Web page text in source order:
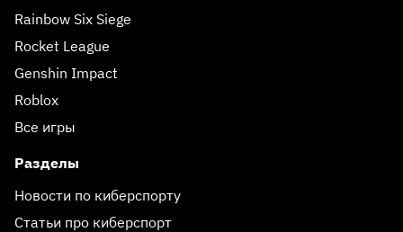
Rainbow Six Siege
Rocket League
Genshin Impact
Roblox
Все игры
Разделы
Новости по киберспорту
Статьи про киберспорт